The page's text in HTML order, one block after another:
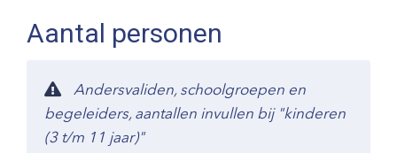
Aantal personen
Andersvaliden, schoolgroepen en
begeleiders, aantallen invullen bij "kinderen
(3 t/m 11 jaar)"